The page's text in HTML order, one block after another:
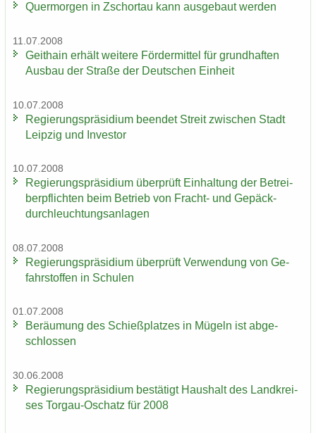
Quer­mor­gen in Zschor­tau kann aus­ge­baut wer­den
11.07.2008
Geit­hain er­hält wei­te­re För­der­mit­tel für grund­haf­ten
Aus­bau der Stra­ße der Deut­schen Ein­heit
10.07.2008
Re­gie­rungs­prä­si­di­um be­en­det Streit zwi­schen Stadt
Leip­zig und In­ves­tor
10.07.2008
Re­gie­rungs­prä­si­di­um über­prüft Ein­hal­tung der Be­trei­
ber­pflich­ten beim Be­trieb von Fracht-​ und Ge­päck­
durch­leuch­tungs­an­la­gen
08.07.2008
Re­gie­rungs­prä­si­di­um über­prüft Ver­wen­dung von Ge­
fahr­stof­fen in Schu­len
01.07.2008
Be­räu­mung des Schieß­plat­zes in Mü­geln ist ab­ge­
schlos­sen
30.06.2008
Re­gie­rungs­prä­si­di­um be­stä­tigt Haus­halt des Land­krei­
ses Torgau-​Oschatz für 2008